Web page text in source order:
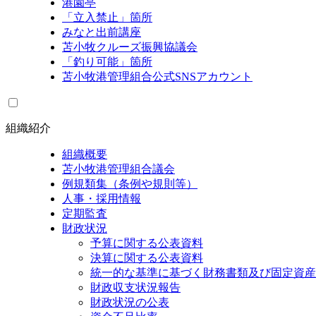
港園亭
「立入禁止」箇所
みなと出前講座
苫小牧クルーズ振興協議会
「釣り可能」箇所
苫小牧港管理組合公式SNSアカウント
組織紹介
組織概要
苫小牧港管理組合議会
例規類集（条例や規則等）
人事・採用情報
定期監査
財政状況
予算に関する公表資料
決算に関する公表資料
統一的な基準に基づく財務書類及び固定資
財政収支状況報告
財政状況の公表